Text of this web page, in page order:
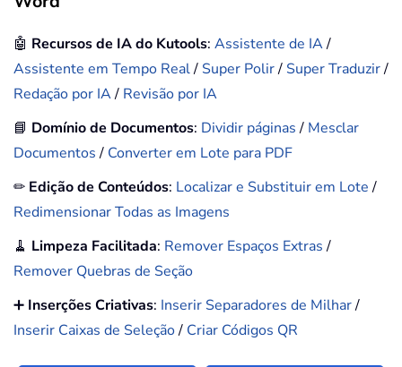
🤖 Recursos de IA do Kutools: Assistente de IA/
Assistente em Tempo Real/ Super Polir/ Super Traduzir/
Redação por IA/ Revisão por IA
📘 Domínio de Documentos: Dividir páginas/ Mesclar
Documentos/ Converter em Lote para PDF
✏ Edição de Conteúdos: Localizar e Substituir em Lote/
Redimensionar Todas as Imagens
🧹 Limpeza Facilitada: Remover Espaços Extras/
Remover Quebras de Seção
➕ Inserções Criativas: Inserir Separadores de Milhar/
Inserir Caixas de Seleção/ Criar Códigos QR